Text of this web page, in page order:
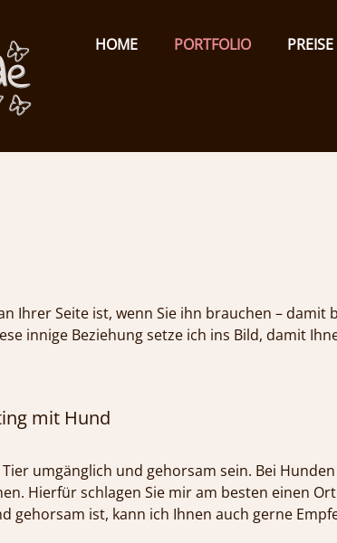
ISABEL
Menu
HOME PORTFOLIO PREISE
Ihrer Seite ist, wenn Sie ihn brauchen – damit
innige Beziehung setze ich ins Bild, damit
mit Hund
umgänglich und gehorsam sein. Bei
Hierfür schlagen Sie mir am besten einen
gehorsam ist, kann ich Ihnen auch gerne